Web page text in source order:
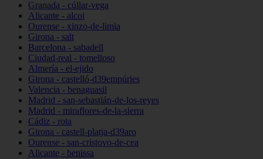
Granada - cúllar-vega
Alicante - alcoi
Ourense - xinzo-de-limia
Girona - salt
Barcelona - sabadell
Ciudad-real - tomelloso
Almería - el-ejido
Girona - castelló-d39empúries
Valencia - benaguasil
Madrid - san-sebastián-de-los-reyes
Madrid - miraflores-de-la-sierra
Cádiz - rota
Girona - castell-platja-d39aro
Ourense - san-cristovo-de-cea
Alicante - benissa